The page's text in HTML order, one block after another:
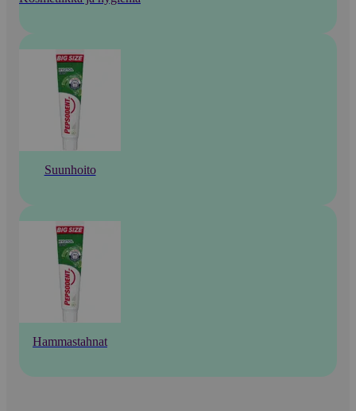
Suunhoito
Hammastahnat